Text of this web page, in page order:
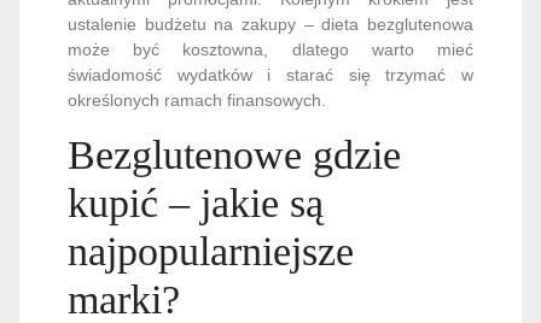
ustalenie budżetu na zakupy – dieta bezglutenowa
może być kosztowna, dlatego warto mieć
świadomość wydatków i starać się trzymać w
określonych ramach finansowych.
Bezglutenowe gdzie
kupić – jakie są
najpopularniejsze
marki?